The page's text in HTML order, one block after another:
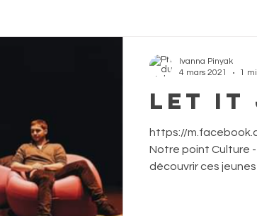
Let It
https://
Notre point Culture
découvrir ces jeunes
Ivanna Pinyak
4 mars 2021
1